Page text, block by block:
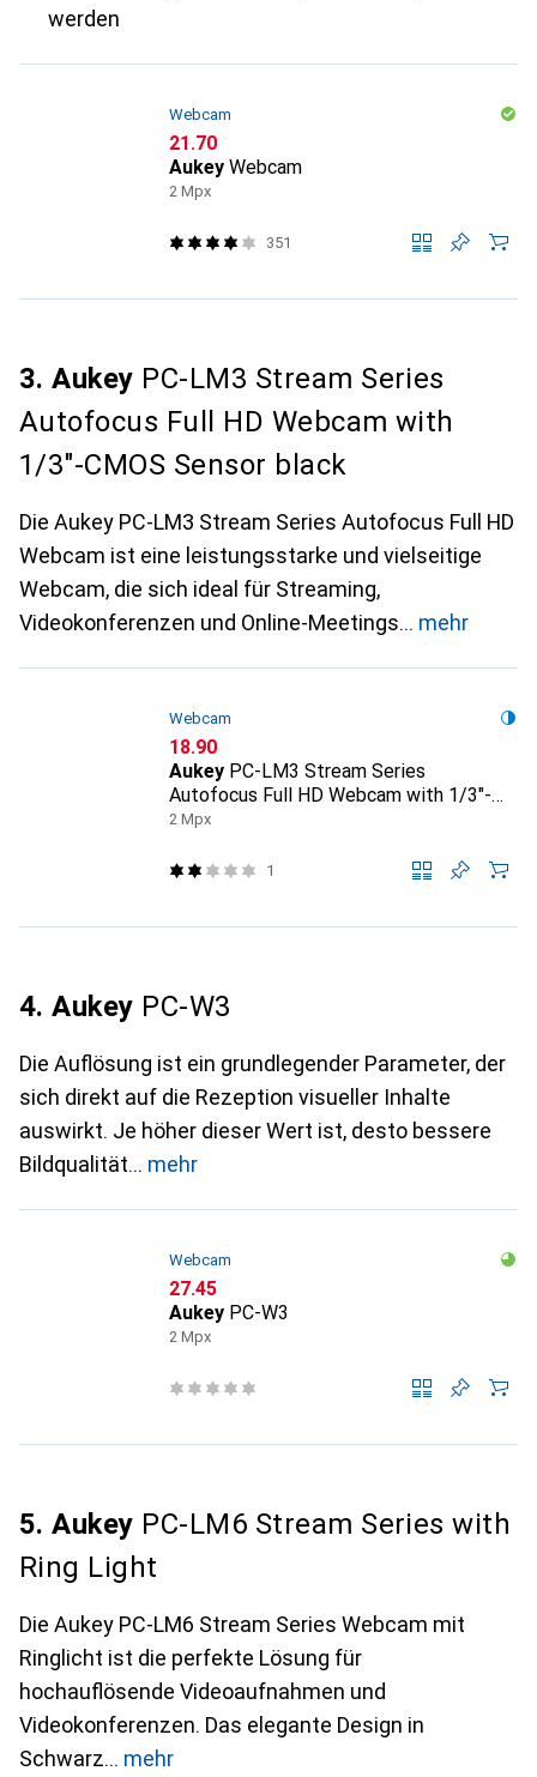
werden
Webcam
CHF
21.70
Aukey Webcam
2 Mpx
351
3. Aukey PC-LM3 Stream Series
Autofocus Full HD Webcam with
1/3"-CMOS Sensor black
Die Aukey PC-LM3 Stream Series Autofocus Full HD
Webcam ist eine leistungsstarke und vielseitige
Webcam, die sich ideal für Streaming,
Videokonferenzen und Online-Meetings
mehr
Webcam
CHF
18.90
Aukey PC-LM3 Stream Series
Autofocus Full HD Webcam with 1/3"-
CMOS Sensor black
2 Mpx
1
4. Aukey PC-W3
Die Auflösung ist ein grundlegender Parameter, der
sich direkt auf die Rezeption visueller Inhalte
auswirkt. Je höher dieser Wert ist, desto bessere
Bildqualität
mehr
Webcam
CHF
27.45
Aukey PC-W3
2 Mpx
5. Aukey PC-LM6 Stream Series with
Ring Light
Die Aukey PC-LM6 Stream Series Webcam mit
Ringlicht ist die perfekte Lösung für
hochauflösende Videoaufnahmen und
Videokonferenzen. Das elegante Design in
Schwarz
mehr